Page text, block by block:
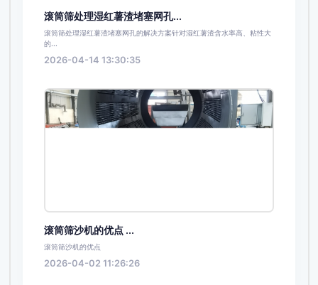
滚筒筛处理湿红薯渣堵塞网孔...
滚筒筛处理湿红薯渣堵塞网孔的解决方案针对湿红薯渣含水率高、粘性大
的...
2026-04-14 13:30:35
滚筒筛沙机的优点 ...
滚筒筛沙机的优点
2026-04-02 11:26:26